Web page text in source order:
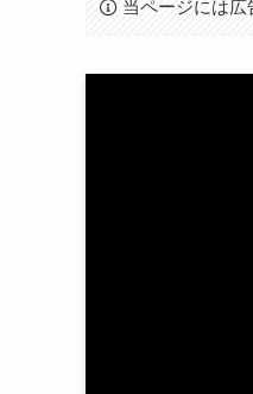
当ページには